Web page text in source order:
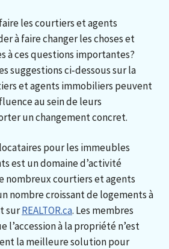
les courtiers et agents
à faire changer les choses et
à ces questions importantes?
suggestions ci‑dessous sur la
et agents immobiliers peuvent
au sein de leurs
un changement concret.
pour les immeubles
est un domaine d’activité
nombreux courtiers et agents
nombre croissant de logements à
surREALTOR.ca. Les membres
l’accession à la propriété n’est
la meilleure solution pour